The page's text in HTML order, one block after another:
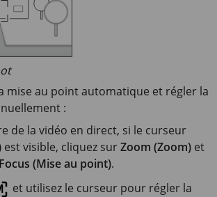
mise au point automatique et régler la
:
de la vidéo en direct, si le curseur
est visible, cliquez surZoom (Zoom) et
Focus (Mise au point).
et utilisez le curseur pour régler la